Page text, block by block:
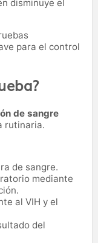
disminuye el
para el control
de sangre
rutinaria.
de sangre.
mediante
al VIH y el
del